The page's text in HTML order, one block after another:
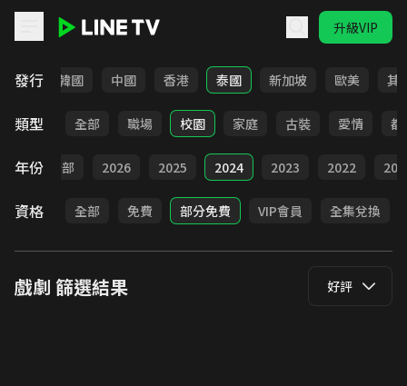
升級VIP
發行
日本 韓國 中國 香港 泰國 新加坡 歐美 其
類型 全部 職場 校園 家庭 古裝 愛情 都
年份 全部 2026 2025 2024 2023 2022
資格 全部 免費 部分免費 VIP會員 全集兌換
戲劇 篩選結果 好評